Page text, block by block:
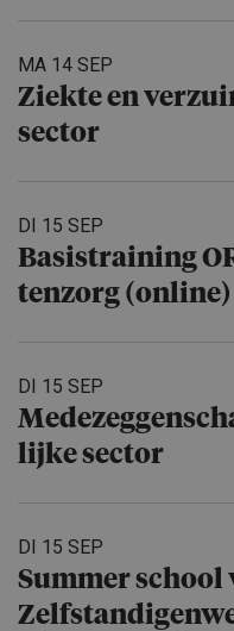
MA 14 SEP
Ziekte en
sector
DI 15 SEP
Basistrai­ning
ten­zorg (online)
DI 15 SEP
lijke sector
DI 15 SEP
Summer school